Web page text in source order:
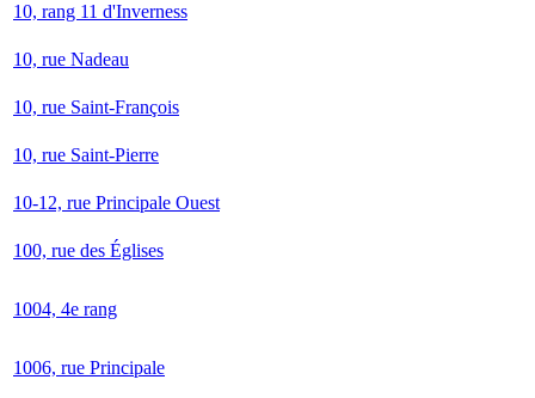
10, rang 11 d'Inverness
10, rue Nadeau
10, rue Saint-François
10, rue Saint-Pierre
10-12, rue Principale Ouest
100, rue des Églises
1004, 4e rang
1006, rue Principale